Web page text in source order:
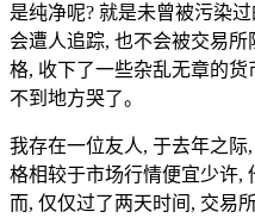
是纯净呢? 就是未曾被污染
会遭人追踪, 也不会被交易
格, 收下了一些杂乱无章的
不到地方哭了。
我存在一位友人, 于去年之际
格相较于市场行情便宜少许,
而, 仅仅过了两天时间, 交易